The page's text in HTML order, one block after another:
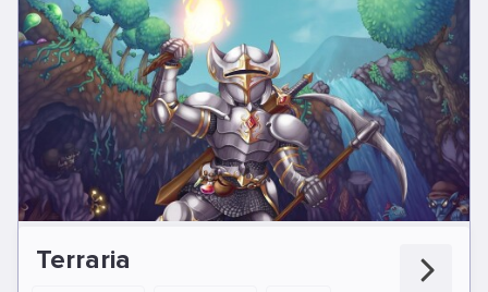
Terraria